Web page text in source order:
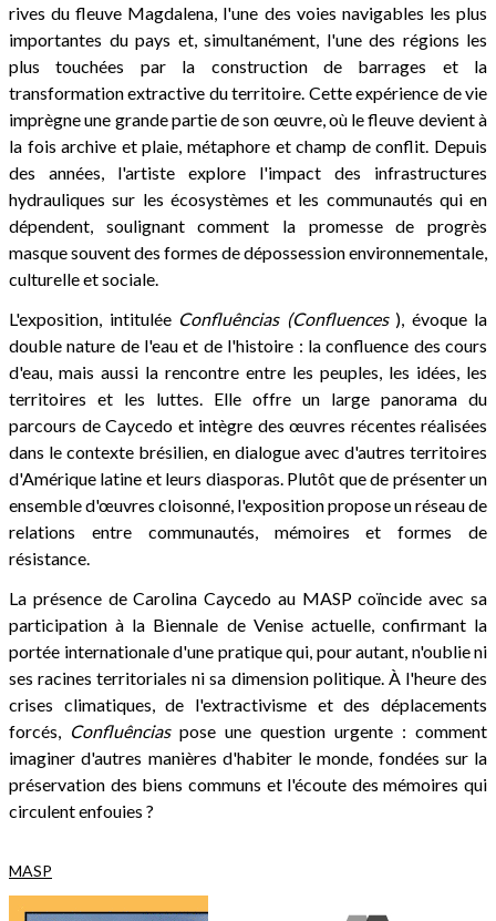
rives du fleuve Magdalena, l'une des voies navigables les plus
importantes du pays et, simultanément, l'une des régions les
plus touchées par la construction de barrages et la
transformation extractive du territoire. Cette expérience de vie
imprègne une grande partie de son œuvre, où le fleuve devient à
la fois archive et plaie, métaphore et champ de conflit. Depuis
des années, l'artiste explore l'impact des infrastructures
hydrauliques sur les écosystèmes et les communautés qui en
dépendent, soulignant comment la promesse de progrès
masque souvent des formes de dépossession environnementale,
culturelle et sociale.
L'exposition, intitulée Confluências (Confluences), évoque la
double nature de l'eau et de l'histoire : la confluence des cours
d'eau, mais aussi la rencontre entre les peuples, les idées, les
territoires et les luttes. Elle offre un large panorama du
parcours de Caycedo et intègre des œuvres récentes réalisées
dans le contexte brésilien, en dialogue avec d'autres territoires
d'Amérique latine et leurs diasporas. Plutôt que de présenter un
ensemble d'œuvres cloisonné, l'exposition propose un réseau de
relations entre communautés, mémoires et formes de
résistance.
La présence de Carolina Caycedo au MASP coïncide avec sa
participation à la Biennale de Venise actuelle, confirmant la
portée internationale d'une pratique qui, pour autant, n'oublie ni
ses racines territoriales ni sa dimension politique. À l'heure des
crises climatiques, de l'extractivisme et des déplacements
forcés, Confluênciaspose une question urgente : comment
imaginer d'autres manières d'habiter le monde, fondées sur la
préservation des biens communs et l'écoute des mémoires qui
circulent enfouies ?
MASP